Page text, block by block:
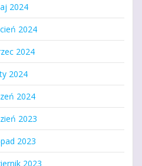
2024
2024
2024
2024
2024
2023
2023
2023